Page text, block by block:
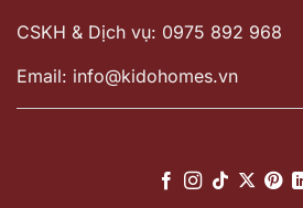
CSKH & Dịch vụ: 0975 892 968
Email: info@kidohomes.vn